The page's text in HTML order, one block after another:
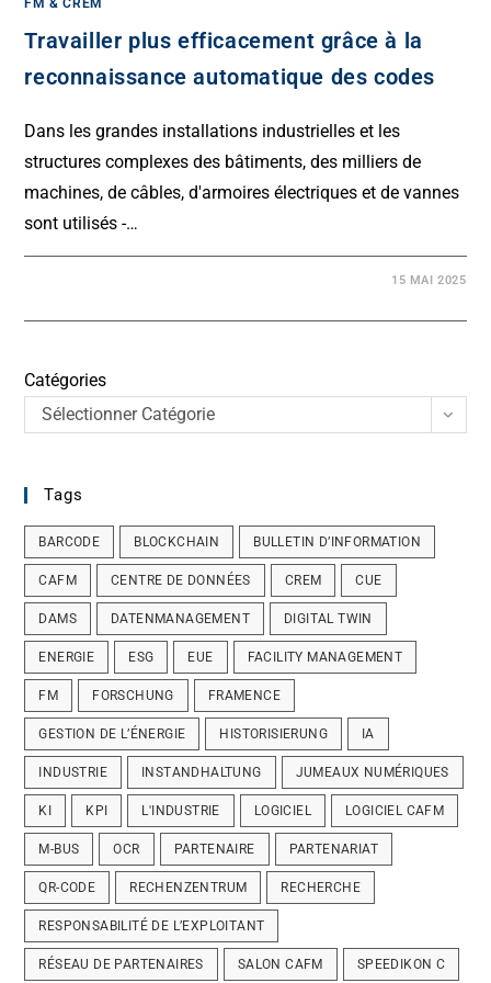
Travailler plus efficacement grâce à la
reconnaissance automatique des codes
Dans les grandes installations industrielles et les
structures complexes des bâtiments, des milliers de
machines, de câbles, d'armoires électriques et de vannes
sont utilisés -…
15 MAI 2025
Catégories
Sélectionner Catégorie
Tags
BARCODE BLOCKCHAIN BULLETIN D’INFORMATION
CAFM CENTRE DE DONNÉES CREM CUE
DAMS DATENMANAGEMENT DIGITAL TWIN
ENERGIE ESG EUE FACILITY MANAGEMENT
FM FORSCHUNG FRAMENCE
GESTION DE L’ÉNERGIE HISTORISIERUNG IA
INDUSTRIE INSTANDHALTUNG JUMEAUX NUMÉRIQUES
KI KPI L'INDUSTRIE LOGICIEL LOGICIEL CAFM
M-BUS OCR PARTENAIRE PARTENARIAT
QR-CODE RECHENZENTRUM RECHERCHE
RESPONSABILITÉ DE L’EXPLOITANT
RÉSEAU DE PARTENAIRES SALON CAFM SPEEDIKON C